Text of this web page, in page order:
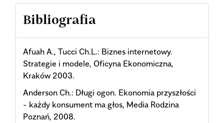
Bibliografia
Afuah A., Tucci Ch.L.: Biznes internetowy.
Strategie i modele, Oficyna Ekonomiczna,
Kraków 2003.
Anderson Ch.: Długi ogon. Ekonomia przyszłości
- każdy konsument ma głos, Media Rodzina
Poznań, 2008.